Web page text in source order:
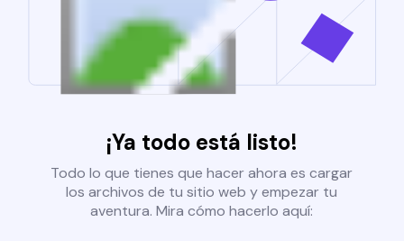
¡Ya todo está listo!
Todo lo que tienes que hacer ahora es cargar
los archivos de tu sitio web y empezar tu
aventura. Mira cómo hacerlo aquí: